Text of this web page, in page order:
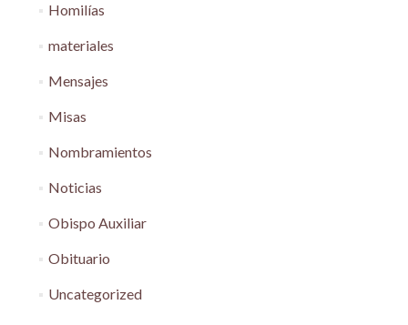
Homilías
materiales
Mensajes
Misas
Nombramientos
Noticias
Obispo Auxiliar
Obituario
Uncategorized